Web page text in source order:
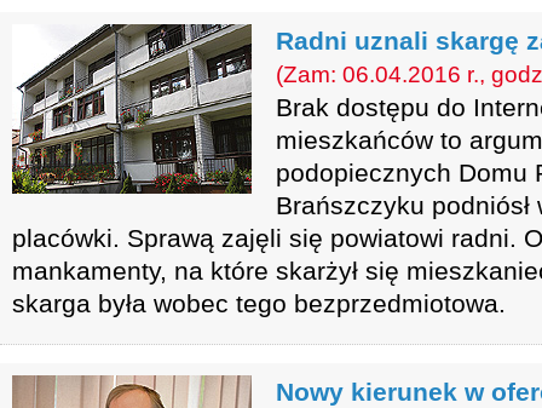
Radni uznali skargę
(Zam: 06.04.2016 r.,
Brak dostępu do
mieszkańców to
podopiecznych Domu
Brańszczyku
placówki. Sprawą zajęli się powiatowi radni.
mankamenty, na które skarżył się
skarga była wobec tego bezprzedmiotowa.
Nowy kierunek w